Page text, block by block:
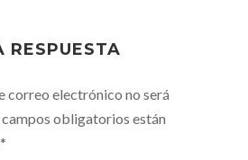
RESPUESTA
correo electrónico no será
campos obligatorios están
*